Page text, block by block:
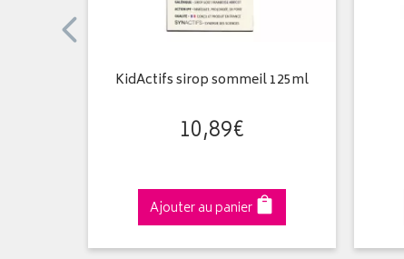
KidActifs sirop sommeil 125ml
10,89€
Ajouter au panier